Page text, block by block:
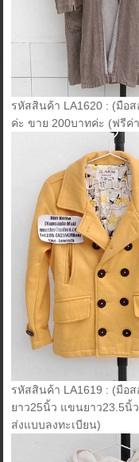
รหัสสินค้า LA1620 : (มือส
ค่ะ ขาย 200บาทค่ะ (ฟรีค่
รหัสสินค้า LA1619 : (มือส
ยาว25นิ้ว แขนยาว23.5นิ้
ส่งแบบลงทะเบียน)